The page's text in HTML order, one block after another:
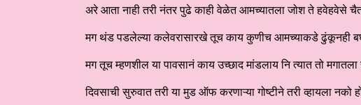
अरे आता नाही तरी नंतर पुढे काही वेळेत आमच्यातला जोश ते हवेहवेसे
मग थंड पडलेल्या कलेवरासारखे तूच काय कुणीच आमच्याकडे ढुंकूनही
मग तूच म्हणशील या पावसानं काय उच्छाद मांडलाय नि त्यात तो मगातला
दिवसाची सुरुवात तरी या मुड ऑफ करणाऱ्या गोष्टीने तरी व्हायला नको